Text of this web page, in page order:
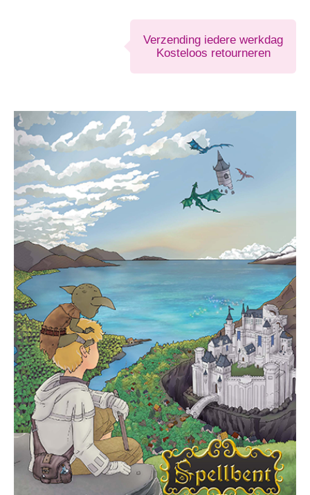
Verzending iedere werkdag
Kosteloos retourneren